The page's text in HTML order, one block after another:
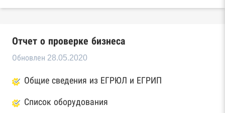
Отчет о проверке бизнеса
Обновлен 28.05.2020
Общие сведения из ЕГРЮЛ и ЕГРИП
Список оборудования